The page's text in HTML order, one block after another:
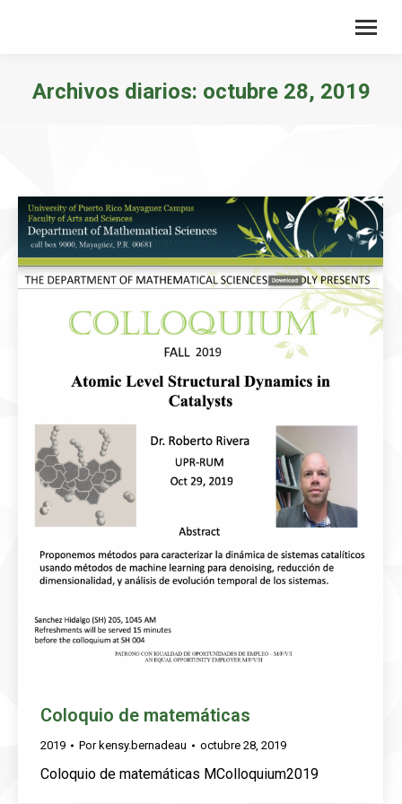
Archivos diarios: octubre 28, 2019
Coloquio de matemáticas
2019 Por kensy.bernadeau octubre 28, 2019
Coloquio de matemáticas MColloquium2019